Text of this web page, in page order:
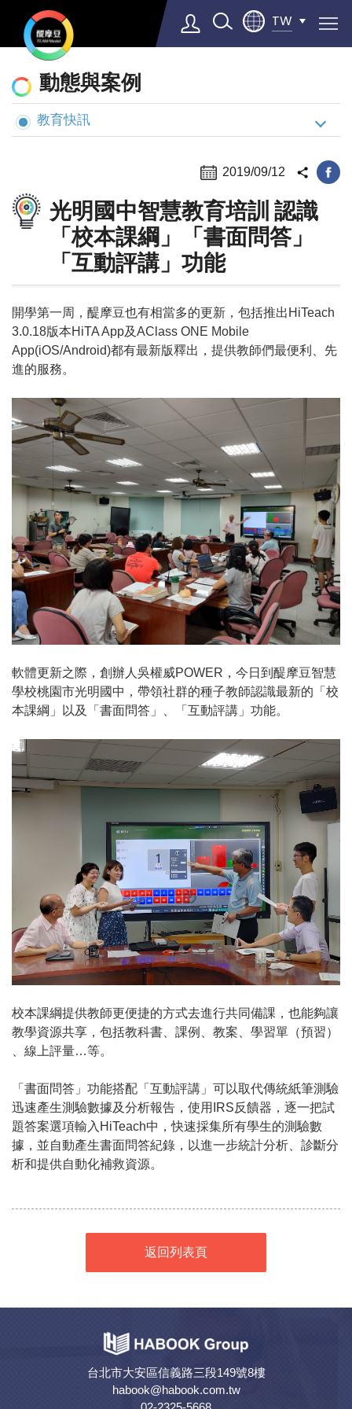
TW
▼
態
與
案
動態與案例
教育快訊
2019/09/12
光明國中智慧教育培訓 認識
「校本課綱」「書面問答」
「互動評講」功能
開學第一周，醍摩豆也有相當多的更新，包括推出HiTeach
3.0.18版本HiTA App及AClass ONE Mobile
App(iOS/Android)都有最新版釋出，提供教師們最便利、先
進的服務。
軟體更新之際，創辦人吳權威POWER，今日到醍摩豆智慧
學校桃園市光明國中，帶領社群的種子教師認識最新的「校
本課綱」以及「書面問答」、「互動評講」功能。
校本課綱提供教師更便捷的方式去進行共同備課，也能夠讓
教學資源共享，包括教科書、課例、教案、學習單（預習）
、線上評量…等。
「書面問答」功能搭配「互動評講」可以取代傳統紙筆測驗
迅速產生測驗數據及分析報告，使用IRS反饋器，逐一把試
題答案選項輸入HiTeach中，快速採集所有學生的測驗數
據，並自動產生書面問答紀錄，以進一步統計分析、診斷分
析和提供自動化補救資源。
返回列表頁
台北市大安區信義路三段149號8樓
habook@habook.com.tw